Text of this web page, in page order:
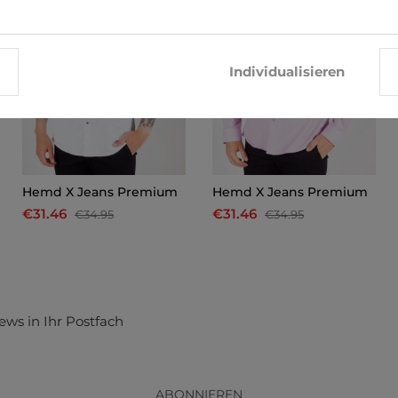
Hemd X Jeans Premium
€31.46 €34.95
Hemd X Jeans Premium
€31.46 €34.95
in Ihr Postfach
ABONNIEREN
Individualisieren